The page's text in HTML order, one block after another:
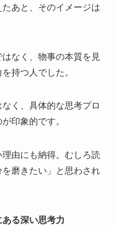
あと、そのイメージは
なく、物事の本質を見
持つ人でした。
く、具体的な思考プロ
印象的です。
由にも納得。むしろ読
磨きたい」と思わされ
ある深い思考力